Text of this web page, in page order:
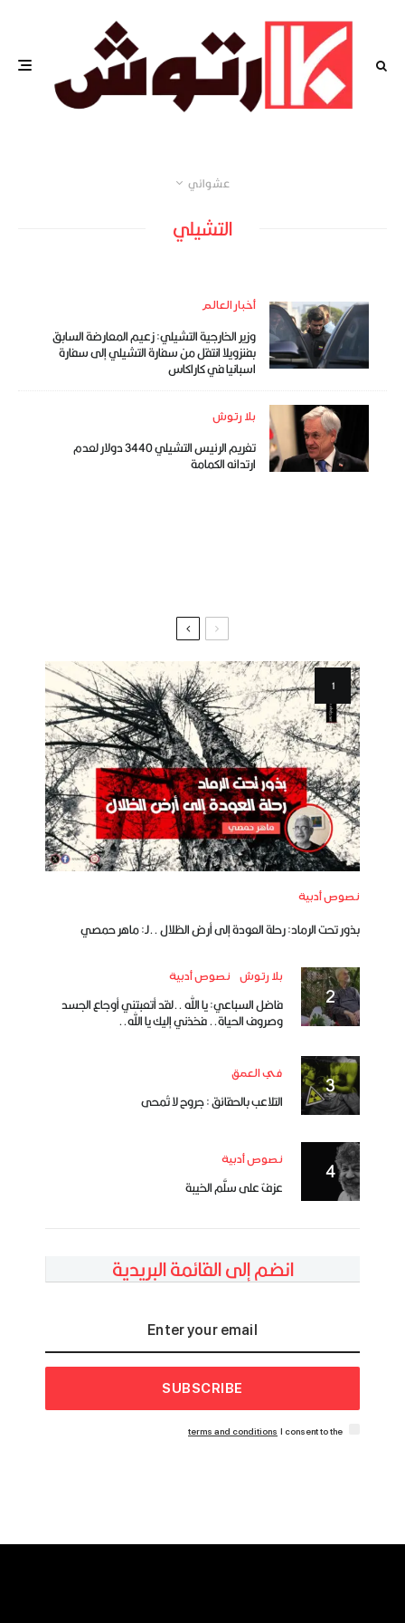
عشوائي
التشيلي
أخبار العالم
وزير الخارجية التشيلي: زعيم المعارضة السابق
بفنزويلا انتقل من سفارة التشيلي إلى سفارة
اسبانيا في كاراكاس
بلا رتوش
تغريم الرئيس التشيلي 3440 دولار لعدم
ارتدائه الكمامة
نصوص أدبية
بذور تحت الرماد: رحلة العودة إلى أرض الظلال ..لـ: ماهر حمصي
بلا رتوش نصوص أدبية
فاضل السباعي: يا الله ..لقد أتعبتني أوجاع الجسد
وصروف الحياة.. فخذني إليك يا الله..
في العمق
التلاعب بالحقائق : جروح لا تُمحى
نصوص أدبية
عزفٌ على سلَّم الخيبة
انضم إلى القائمة البريدية
SUBSCRIBE
I consent to the
terms and conditions